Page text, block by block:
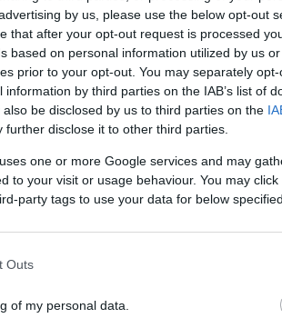
by us, please use the below opt-out
that after your opt-out request is processed
based on personal information utilized by us
prior to your opt-out. You may separately
by third parties on the IAB’s list of
be disclosed by us to third parties on the
further disclose it to other third parties.
one or more Google services and may
to your visit or usage behaviour. You may
party tags to use your data for below
Outs
of my personal data.
του Λευκού Οίκου για τη
τον Τραμπ πως το
τις 2 χώρες.
ΔΙΑΦΗΜΙΣΗ